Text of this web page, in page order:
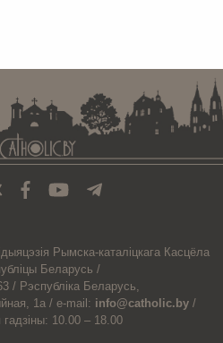
Рымска-каталіцкага Касцёла
Беларусь /
/ Рэспубліка Беларусь,
1а / e-mail: info@catholic.by /
гадзіны: 10.00 – 18.00